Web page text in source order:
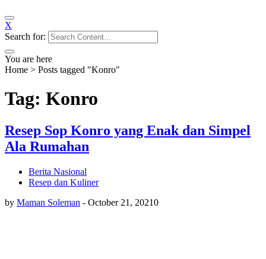
X
Search for:
You are here
Home > Posts tagged "Konro"
Tag: Konro
Resep Sop Konro yang Enak dan Simpel
Ala Rumahan
Berita Nasional
Resep dan Kuliner
by Maman Soleman - October 21, 20210